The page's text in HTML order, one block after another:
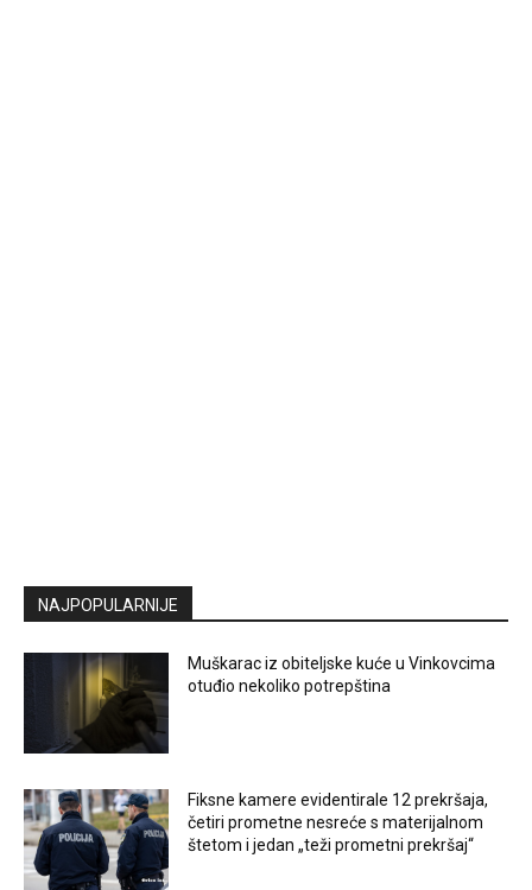
NAJPOPULARNIJE
Muškarac iz obiteljske kuće u Vinkovcima
otuđio nekoliko potrepština
Fiksne kamere evidentirale 12 prekršaja,
četiri prometne nesreće s materijalnom
štetom i jedan „teži prometni prekršaj“